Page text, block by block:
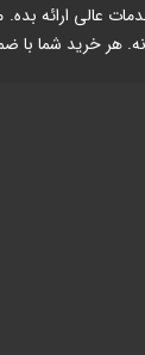
عالی ارائه
هر خرید شما با